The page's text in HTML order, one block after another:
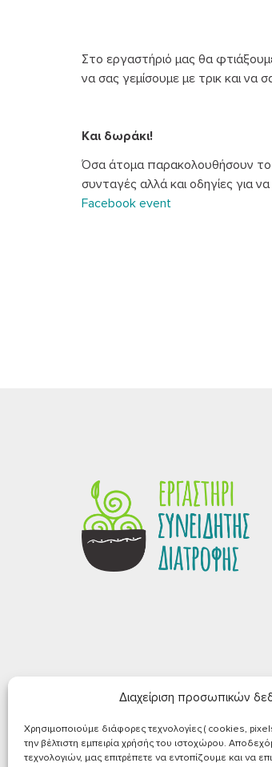
Διαχείριση προσωπικών
Χρησιμοποιούμε διάφορες τεχνολογίες ( cookies,
την βέλτιστη εμπειρία χρήσής του ιστοχώρου.
τεχνολογιών, μας επιτρέπετε να εντοπίζουμε και να
Στο εργαστήριό μας θα
να σας γεμίσουμε με τρικ και
Και δωράκι!
Όσα άτομα παρακολουθήσουν
συνταγές αλλά και οδηγίες για
Facebook event